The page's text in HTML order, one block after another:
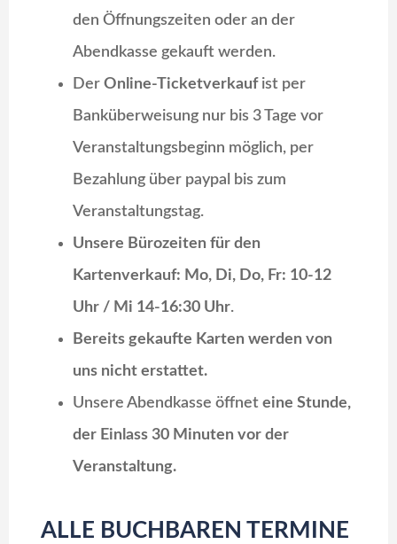
den Öffnungszeiten oder an der
Abendkasse gekauft werden.
Der Online-Ticketverkauf ist per
Banküberweisung nur bis 3 Tage vor
Veranstaltungsbeginn möglich, per
Bezahlung über paypal bis zum
Veranstaltungstag.
Unsere Bürozeiten für den
Kartenverkauf: Mo, Di, Do, Fr: 10-12
Uhr / Mi 14-16:30 Uhr.
Bereits gekaufte Karten werden von
uns nicht erstattet.
Unsere Abendkasse öffnet eine Stunde,
der Einlass 30 Minuten vor der
Veranstaltung.
ALLE BUCHBAREN TERMINE